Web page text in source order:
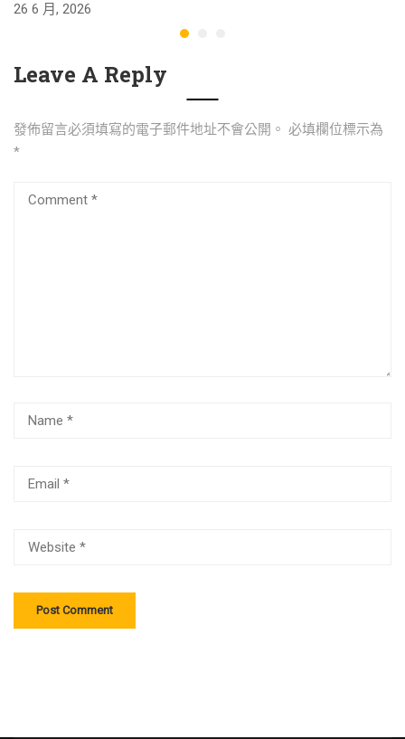
26 6 月, 2026
Leave A Reply
發佈留言必須填寫的電子郵件地址不會公開。 必填欄位標示為
*